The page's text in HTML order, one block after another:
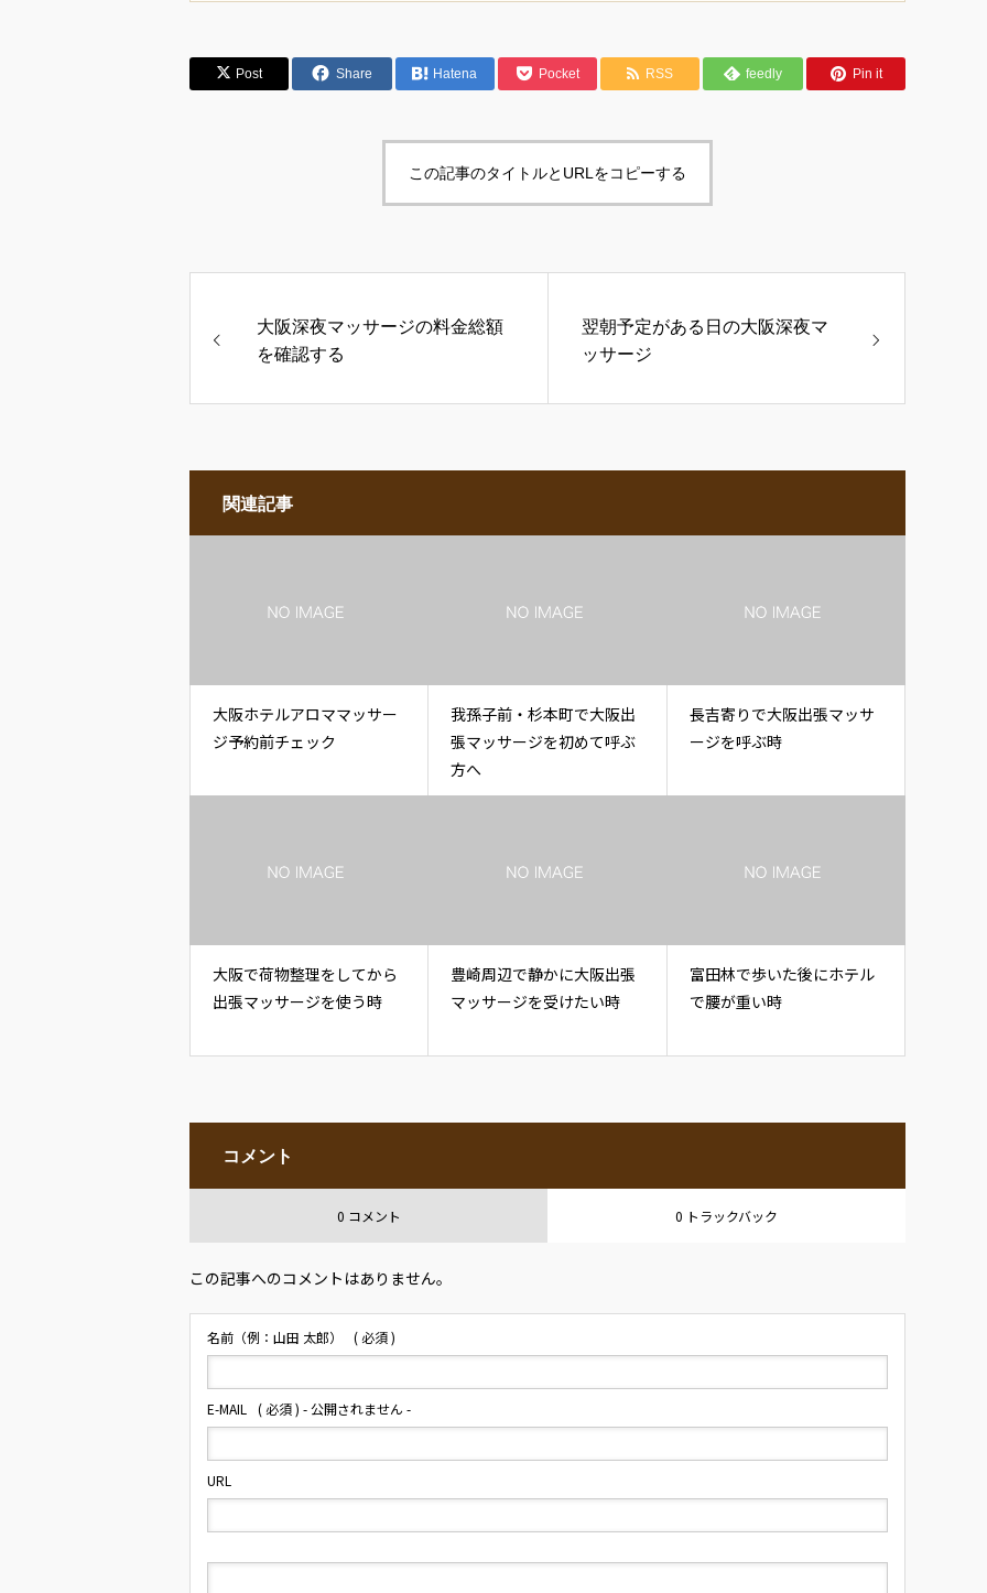
Post Share Hatena Pocket RSS feedly Pin it
この記事のタイトルとURLをコピーする
大阪深夜マッサージの料金総額
を確認する
翌朝予定がある日の大阪深夜マ
ッサージ
関連記事
大阪ホテルアロママッサー
ジ予約前チェック
我孫子前・杉本町で大阪出
張マッサージを初めて呼ぶ
方へ
長吉寄りで大阪出張マッサ
ージを呼ぶ時
大阪で荷物整理をしてから
出張マッサージを使う時
豊崎周辺で静かに大阪出張
マッサージを受けたい時
富田林で歩いた後にホテル
で腰が重い時
コメント
0 コメント 0 トラックバック
この記事へのコメントはありません。
名前（例：山田 太郎） ( 必須 )
E-MAIL ( 必須 ) - 公開されません -
URL